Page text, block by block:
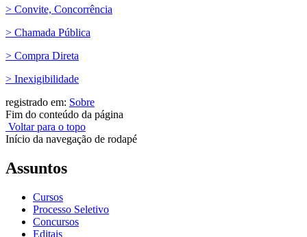
> Convite, Concorrência
> Chamada Pública
> Compra Direta
> Inexigibilidade
registrado em: Sobre
Fim do conteúdo da página
Voltar para o topo
Início da navegação de rodapé
Assuntos
Cursos
Processo Seletivo
Concursos
Editais